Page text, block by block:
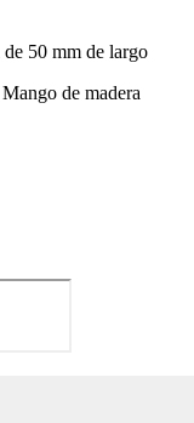
50 mm de largo
de madera